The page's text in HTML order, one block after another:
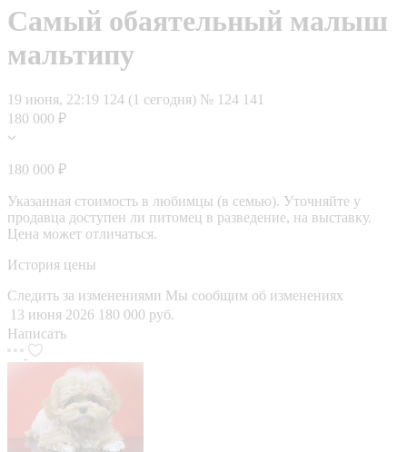
Самый обаятельный малыш
мальтипу
19 июня, 22:19 124 (1 сегодня) № 124 141
180 000 ₽
180 000 ₽
Указанная стоимость в любимцы (в семью). Уточняйте у
продавца доступен ли питомец в разведение, на выставку.
Цена может отличаться.
История цены
Следить за изменениями Мы сообщим об изменениях
13 июня 2026 180 000 руб.
Написать